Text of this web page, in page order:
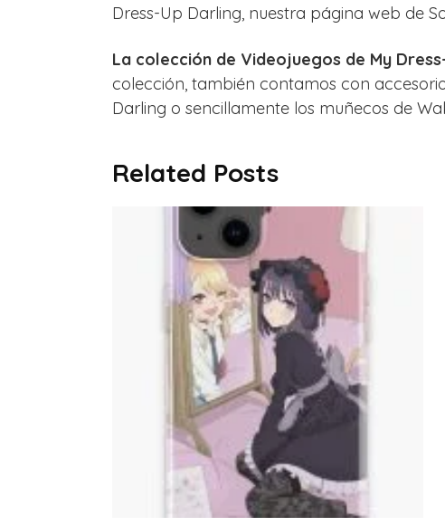
Dress-Up Darling, nuestra página web de
La colección de Videojuegos de My
colección, también contamos con
Darling o sencillamente los muñecos de
Related Posts